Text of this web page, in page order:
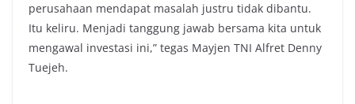
perusahaan mendapat masalah justru tidak dibantu.
Itu keliru. Menjadi tanggung jawab bersama kita untuk
mengawal investasi ini,” tegas Mayjen TNI Alfret Denny
Tuejeh.